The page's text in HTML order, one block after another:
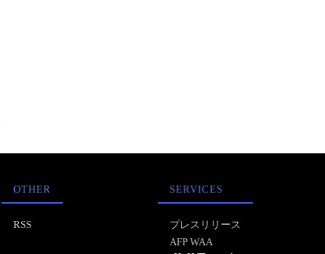
OTHER
RSS
SERVICES
プレスリリース
AFP WAA